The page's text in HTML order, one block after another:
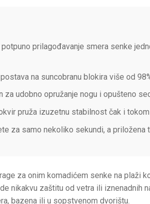
potpuno prilagođavanje smera senke
na suncobranu blokira više od
za udobno opružanje nogu i opušteno
pruža izuzetnu stabilnost čak i
za samo nekoliko sekundi, a
za onim komadićem senke na plaži
nikakvu zaštitu od vetra ili iznenadnih
bazena ili u sopstvenom dvorištu.